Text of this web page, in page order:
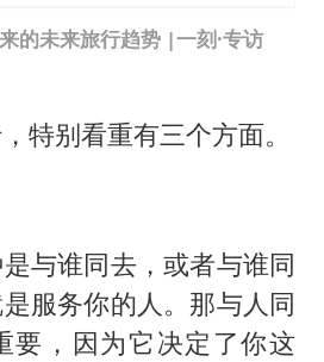
的未来旅行趋势 |一刻·专访
特别看重有三个方面。
与谁同去，或者与谁同
服务你的人。那与人同
要，因为它决定了你这